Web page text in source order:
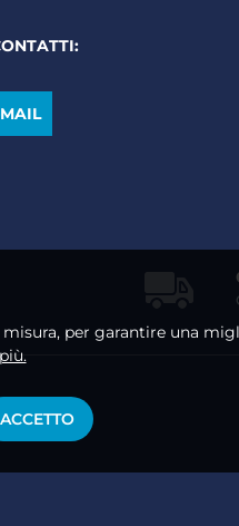
per garantire una
ACCETTO